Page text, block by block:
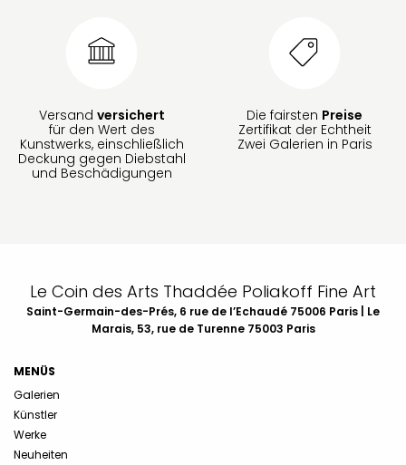
Versand versichert
für den Wert des
Kunstwerks, einschließlich
Deckung gegen Diebstahl
und Beschädigungen
Die fairsten Preise
Zertifikat der Echtheit
Zwei Galerien in Paris
Le Coin des Arts Thaddée Poliakoff Fine Art
Saint-Germain-des-Prés, 6 rue de l’Echaudé 75006 Paris | Le
Marais, 53, rue de Turenne 75003 Paris
MENÜS
Galerien
Künstler
Werke
Neuheiten